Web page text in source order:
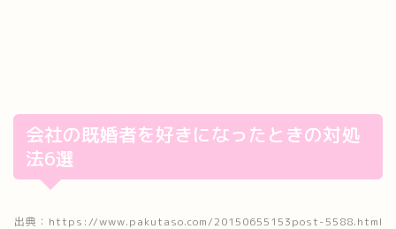
会社の既婚者を好きになったときの対処
法6選
出典：https://www.pakutaso.com/20150655153post-5588.html